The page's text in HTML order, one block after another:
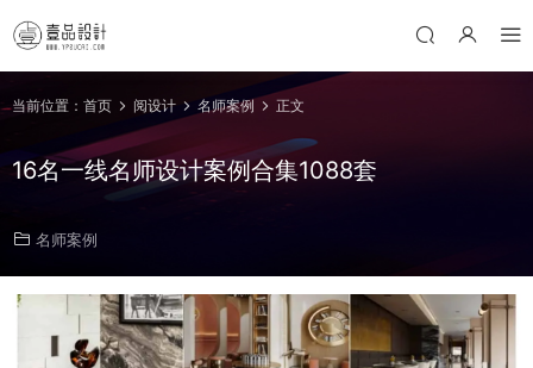
当前位置： 首页 阅设计 名师案例 正文
16名一线名师设计案例合集1088套
名师案例